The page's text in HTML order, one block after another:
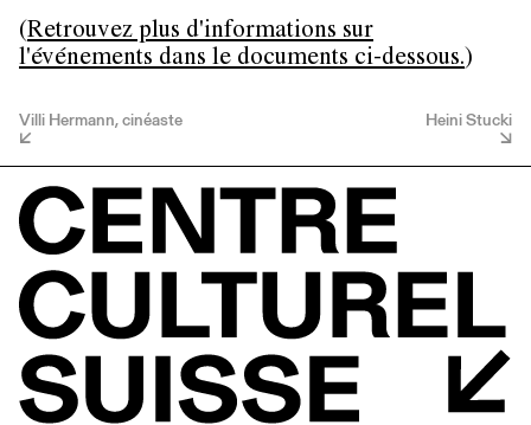
(Retrouvez plus d'informations sur
l'événements dans le documents ci-dessous.)
Villi Hermann, cinéaste Heini Stucki